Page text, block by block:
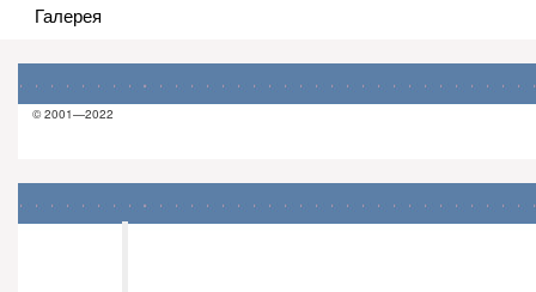
Галерея
© 2001—2022